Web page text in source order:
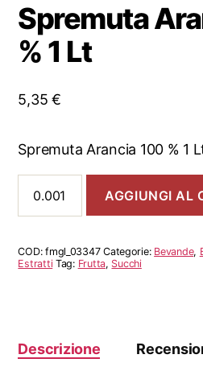
Spremuta
% 1 Lt
5,35€
Spremuta Arancia 100 % 1
Arancia
100
1
Lt
AGGIUNGI AL
COD:fmgl_03347 Categorie: Bevande,
Estratti Tag: Frutta, Succhi
Descrizione